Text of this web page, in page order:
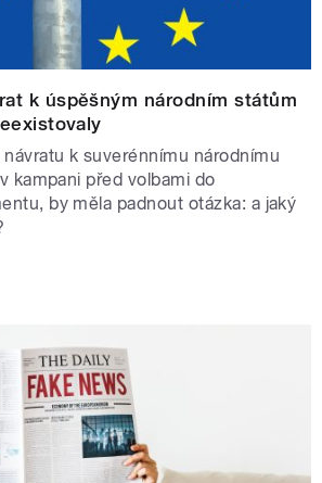
k úspěšným národním státům
k suverénnímu národnímu
kampani před volbami do
by měla padnout otázka: a jaký